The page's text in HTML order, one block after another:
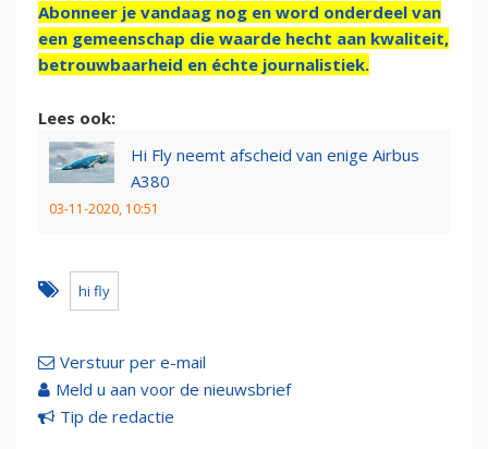
Abonneer je vandaag nog en word onderdeel van
een gemeenschap die waarde hecht aan kwaliteit,
betrouwbaarheid en échte journalistiek.
Lees ook:
Hi Fly neemt afscheid van enige Airbus
A380
03-11-2020, 10:51
hi fly
Verstuur per e-mail
Meld u aan voor de nieuwsbrief
Tip de redactie